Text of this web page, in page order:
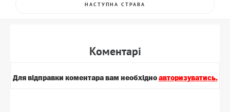
НАСТУПНА СТРАВА
Коментарi
Для вiдправки коментара вам необхiдно авторизуватись.